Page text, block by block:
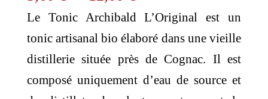
de
prix :
3,60 €
à
Le Tonic Archibald L’Original est un
tonic artisanal bio élaboré dans une vieille
distillerie située près de Cognac. Il est
composé uniquement d’eau de source et